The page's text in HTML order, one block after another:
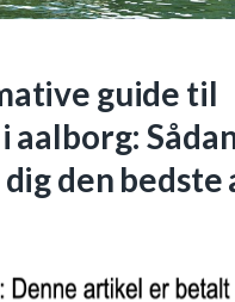
guide til
aalborg:
den bedste